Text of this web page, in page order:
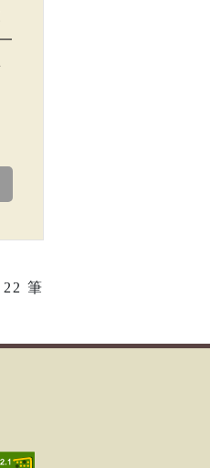
筆